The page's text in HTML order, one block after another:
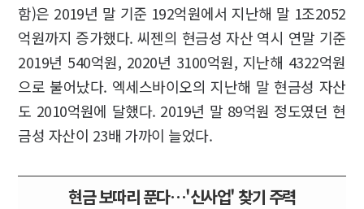
함)은 2019년 말 기준 192억원에서 지난해 말 1조2052
억원까지 증가했다. 씨젠의 현금성 자산 역시 연말 기준
2019년 540억원, 2020년 3100억원, 지난해 4322억원
으로 불어났다. 엑세스바이오의 지난해 말 현금성 자산
도 2010억원에 달했다. 2019년 말 89억원 정도였던 현
금성 자산이 23배 가까이 늘었다.
현금 보따리 푼다…'신사업' 찾기 주력